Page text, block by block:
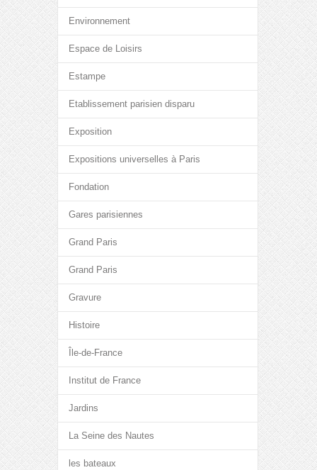
Environnement
Espace de Loisirs
Estampe
Etablissement parisien disparu
Exposition
Expositions universelles à Paris
Fondation
Gares parisiennes
Grand Paris
Grand Paris
Gravure
Histoire
Île-de-France
Institut de France
Jardins
La Seine des Nautes
les bateaux